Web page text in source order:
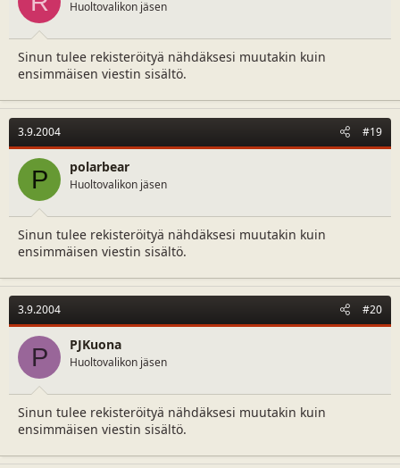
Huoltovalikon jäsen
Sinun tulee rekisteröityä nähdäksesi muutakin kuin
ensimmäisen viestin sisältö.
3.9.2004 #19
P polarbear
Huoltovalikon jäsen
Sinun tulee rekisteröityä nähdäksesi muutakin kuin
ensimmäisen viestin sisältö.
3.9.2004 #20
P PJKuona
Huoltovalikon jäsen
Sinun tulee rekisteröityä nähdäksesi muutakin kuin
ensimmäisen viestin sisältö.